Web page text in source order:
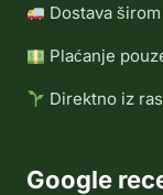
Dostava
Plaćanje
Direktno iz
Google